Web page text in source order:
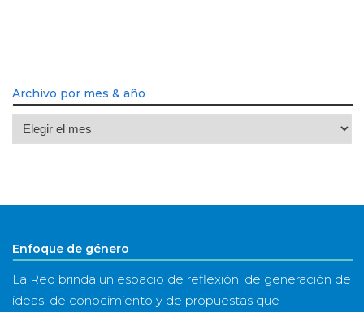
Archivo por mes & año
Archivo
por
año
Enfoque de género
La Red brinda un espacio de reflexión, de generación de
ideas, de conocimiento y de propuestas que